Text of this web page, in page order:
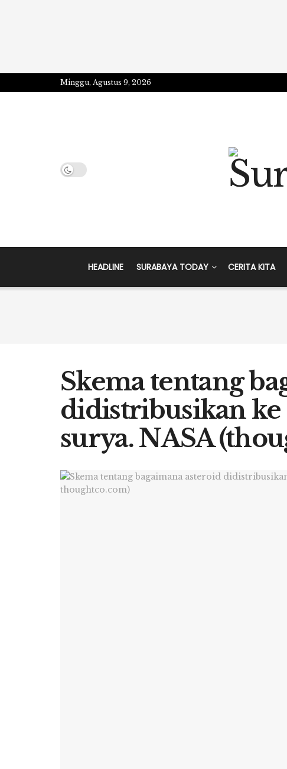
Minggu, Agustus 9, 2026
HEADLINE SURABAYA TODAY CERITA KITA
Skema tentang
didistribusikan ke
surya. NASA